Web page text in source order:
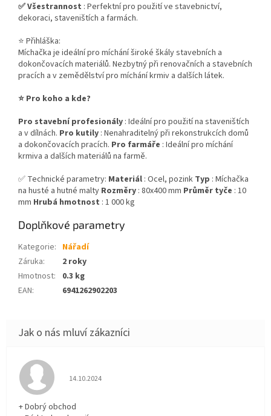
✅ Všestrannost : Perfektní pro použití ve stavebnictví,
dekoraci, staveništích a farmách.
⭐ Přihláška:
Míchačka je ideální pro míchání široké škály stavebních a
dokončovacích materiálů. Nezbytný při renovačních a stavebních
pracích a v zemědělství pro míchání krmiv a dalších látek.
⭐ Pro koho a kde?
Pro stavební profesionály : Ideální pro použití na staveništích
a v dílnách. Pro kutily : Nenahraditelný při rekonstrukcích domů
a dokončovacích pracích. Pro farmáře : Ideální pro míchání
krmiva a dalších materiálů na farmě.
✅ Technické parametry: Materiál : Ocel, pozink Typ : Míchačka
na husté a hutné malty Rozměry : 80x400 mm Průměr tyče : 10
mm Hrubá hmotnost : 1 000 kg
Doplňkové parametry
Kategorie: Nářadí
Záruka:
2 roky
Hmotnost:
0.3 kg
EAN: 6941262902203
Hodnocení obchodu je 5 z 5 hvězdiček.
14.10.2024
+ Dobrý obchod